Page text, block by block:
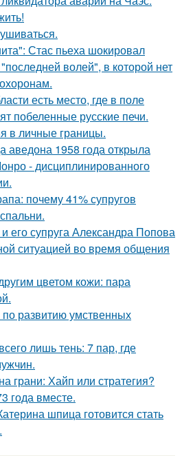
Стас пьеха шокировал
волей", в которой нет
есть место, где в поле
побеленные русские печи.
в личные границы.
аведона 1958 года открыла
- дисциплинированного
почему 41% супругов
его супруга Александра Попова
ситуацией во время общения
цветом кожи: пара
развитию умственных
лишь тень: 7 пар, где
грани: Хайп или стратегия?
года вместе.
шпица готовится стать